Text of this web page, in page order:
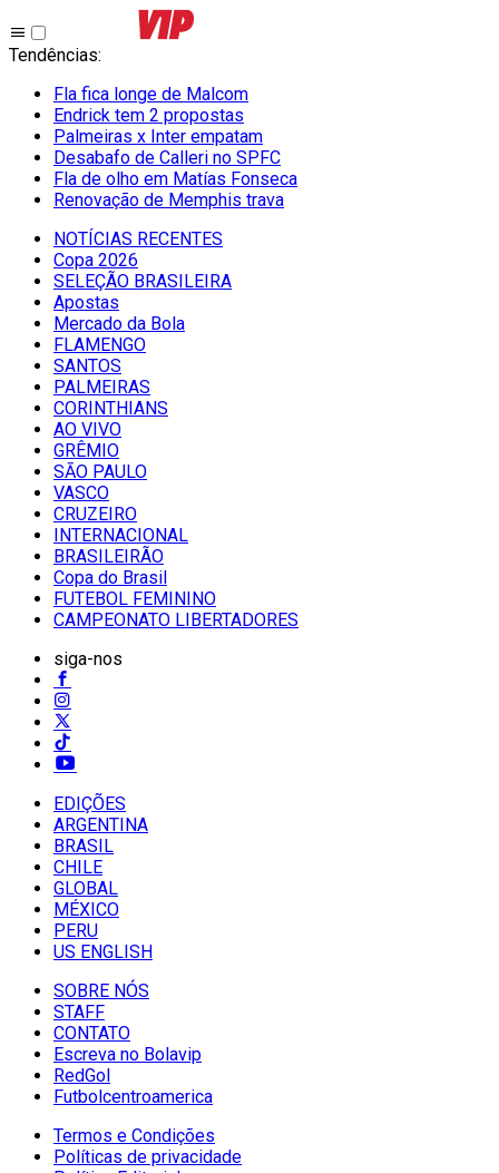
Tendências:
Fla fica longe de Malcom
Endrick tem 2 propostas
Palmeiras x Inter empatam
Desabafo de Calleri no SPFC
Fla de olho em Matías Fonseca
Renovação de Memphis trava
NOTÍCIAS RECENTES
Copa 2026
SELEÇÃO BRASILEIRA
Apostas
Mercado da Bola
FLAMENGO
SANTOS
PALMEIRAS
CORINTHIANS
AO VIVO
GRÊMIO
SĀO PAULO
VASCO
CRUZEIRO
INTERNACIONAL
BRASILEIRÃO
Copa do Brasil
FUTEBOL FEMININO
CAMPEONATO LIBERTADORES
siga-nos
EDIÇÕES
ARGENTINA
BRASIL
CHILE
GLOBAL
MÉXICO
PERU
US ENGLISH
SOBRE NÓS
STAFF
CONTATO
Escreva no Bolavip
RedGol
Futbolcentroamerica
Termos e Condições
Políticas de privacidade